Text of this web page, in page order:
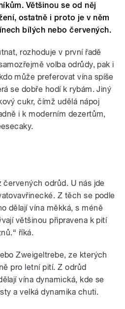
Většinou se od něj
ostatně i proto je v něm
bílých nebo červených.
rozhoduje v první řadě
volba odrůdy, pak i
může preferovat vína spíše
se dobře hodí k rybám. Jiný
cukr, čímž udělá nápoj
i k moderním dezertům,
červených odrůd. U nás jde
Z těch se podle
dělají vína měkká, s méně
většinou připravena k pití
říká.
Zweigeltrebe, ze kterých
pro letní pití. Z odrůd
vína dynamická, kde se
a velká dynamika chuti.